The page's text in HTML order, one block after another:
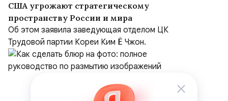
США угрожают стратегическому
пространству России и мира
Об этом заявила заведующая отделом ЦК
Трудовой партии Кореи Ким Ё Чжон.